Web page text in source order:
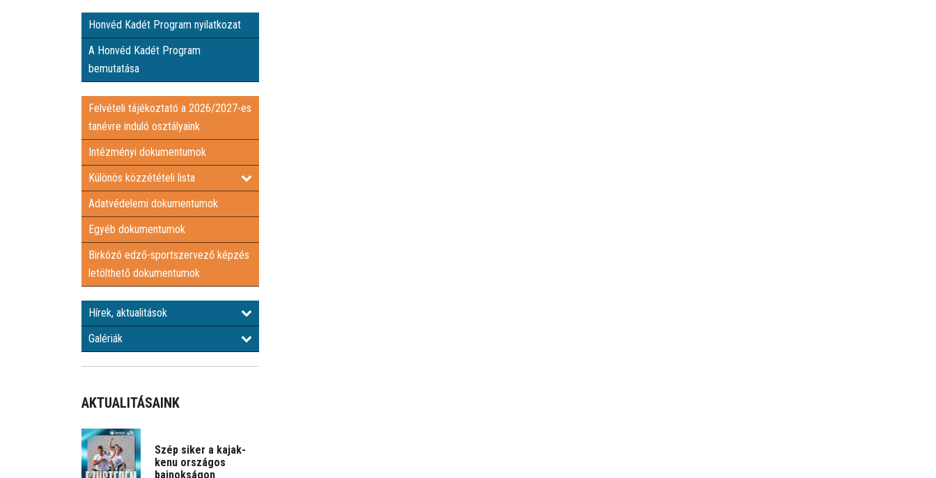
Honvéd Kadét Program nyilatkozat
A Honvéd Kadét Program
bemutatása
Felvételi tájékoztató a 2026/2027-es
tanévre induló osztályaink
Intézményi dokumentumok
Különös közzétételi lista
Adatvédelemi dokumentumok
Egyéb dokumentumok
Birkózó edző-sportszervező képzés
letölthető dokumentumok
Hírek, aktualitások
Galériák
AKTUALITÁSAINK
Szép siker a kajak-
kenu országos
bajnokságon